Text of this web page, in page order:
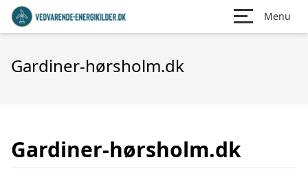
Menu
Gardiner-hørsholm.dk
Gardiner-hørsholm.dk